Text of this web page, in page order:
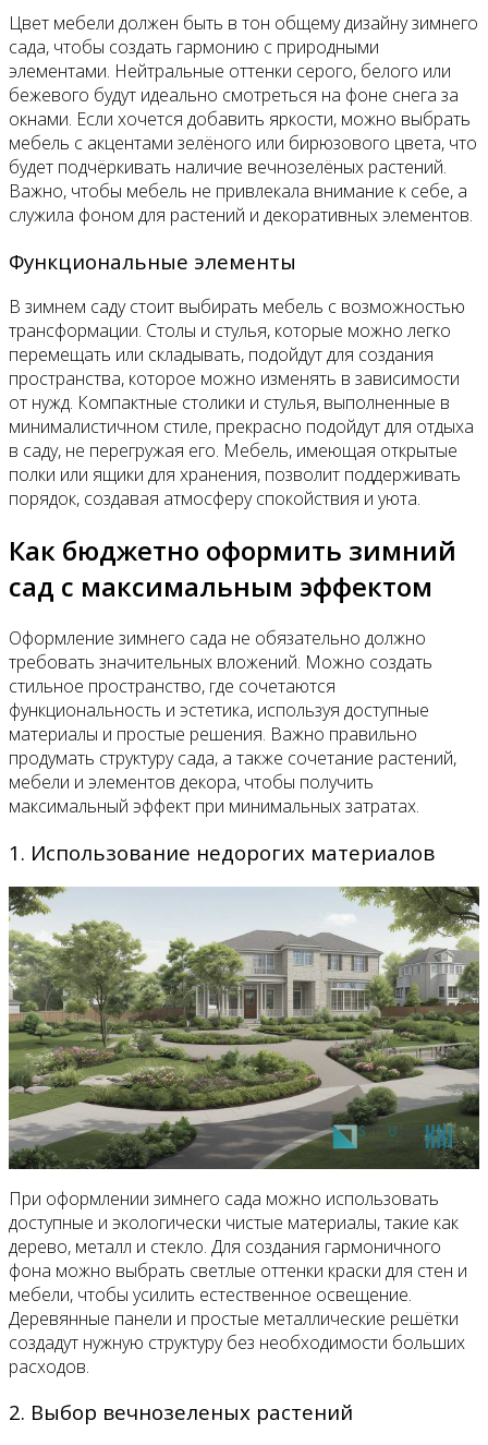
Цвет мебели должен быть в тон общему дизайну зимнего
сада, чтобы создать гармонию с природными
элементами. Нейтральные оттенки серого, белого или
бежевого будут идеально смотреться на фоне снега за
окнами. Если хочется добавить яркости, можно выбрать
мебель с акцентами зелёного или бирюзового цвета, что
будет подчёркивать наличие вечнозелёных растений.
Важно, чтобы мебель не привлекала внимание к себе, а
служила фоном для растений и декоративных элементов.
Функциональные элементы
В зимнем саду стоит выбирать мебель с возможностью
трансформации. Столы и стулья, которые можно легко
перемещать или складывать, подойдут для создания
пространства, которое можно изменять в зависимости
от нужд. Компактные столики и стулья, выполненные в
минималистичном стиле, прекрасно подойдут для отдыха
в саду, не перегружая его. Мебель, имеющая открытые
полки или ящики для хранения, позволит поддерживать
порядок, создавая атмосферу спокойствия и уюта.
Как бюджетно оформить зимний
сад с максимальным эффектом
Оформление зимнего сада не обязательно должно
требовать значительных вложений. Можно создать
стильное пространство, где сочетаются
функциональность и эстетика, используя доступные
материалы и простые решения. Важно правильно
продумать структуру сада, а также сочетание растений,
мебели и элементов декора, чтобы получить
максимальный эффект при минимальных затратах.
1. Использование недорогих материалов
При оформлении зимнего сада можно использовать
доступные и экологически чистые материалы, такие как
дерево, металл и стекло. Для создания гармоничного
фона можно выбрать светлые оттенки краски для стен и
мебели, чтобы усилить естественное освещение.
Деревянные панели и простые металлические решётки
создадут нужную структуру без необходимости больших
расходов.
2. Выбор вечнозеленых растений